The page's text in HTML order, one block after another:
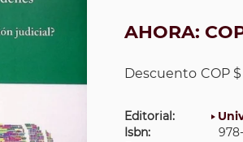
AHORA:
Descuento COP
Editorial:
Isbn: